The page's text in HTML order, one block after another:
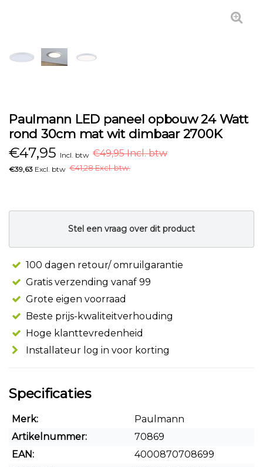
Paulmann LED paneel opbouw 24 Watt
rond 30cm mat wit dimbaar 2700K
€47,95 Incl. btw €49,95 Incl. btw
€39,63 Excl. btw €41,28 Excl. btw.
Stel een vraag over dit product
100 dagen retour/ omruilgarantie
Gratis verzending vanaf 99
Grote eigen voorraad
Beste prijs-kwaliteitverhouding
Hoge klanttevredenheid
Installateur log in voor korting
Specificaties
Merk:
Paulmann
Artikelnummer:
70869
EAN:
4000870708699